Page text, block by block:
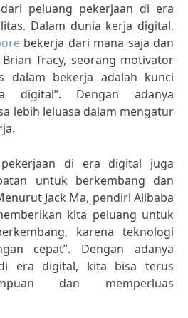
peluang pekerjaan di era
Dalam dunia kerja digital,
bekerja dari mana saja dan
Tracy, seorang motivator
dalam bekerja adalah kunci
digital”. Dengan adanya
lebih leluasa dalam mengatur
di era digital juga
untuk berkembang dan
Jack Ma, pendiri Alibaba
kita peluang untuk
karena teknologi
cepat”. Dengan adanya
era digital, kita bisa terus
dan memperluas